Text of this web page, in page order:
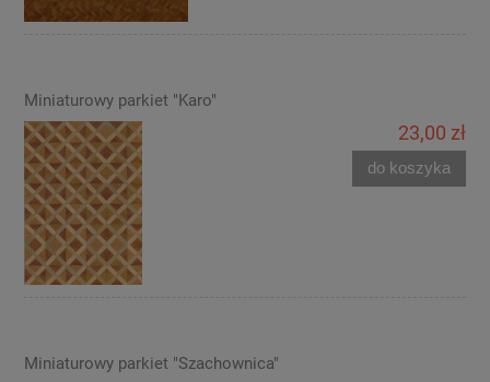
Miniaturowy parkiet "Karo"
23,00 zł
do koszyka
Miniaturowy parkiet "Szachownica"